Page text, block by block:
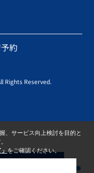
約
Rights Reserved.
、サービス向上検討を目的と
をご確認ください。